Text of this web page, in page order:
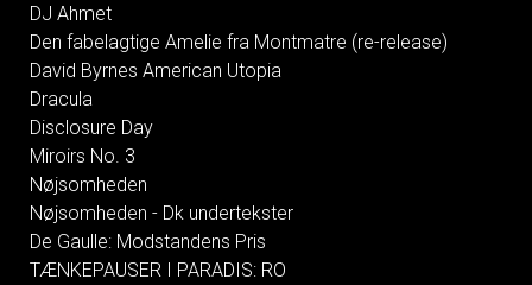
DJ Ahmet
Den fabelagtige Amelie fra Montmatre (re-release)
David Byrnes American Utopia
Dracula
Disclosure Day
Miroirs No. 3
Nøjsomheden
Nøjsomheden - Dk undertekster
De Gaulle: Modstandens Pris
TÆNKEPAUSER I PARADIS: RO